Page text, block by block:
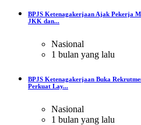
BPJS Ketenagakerjaan Ajak Pekerja
JKK dan...
Nasional
1 bulan yang lalu
BPJS Ketenagakerjaan Buka
Perkuat Lay...
Nasional
1 bulan yang lalu